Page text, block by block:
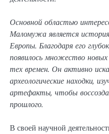
Основной областью
Маломужа является
Европы. Благодаря его
появилось множество
тех времен. Он активно
археологические находки,
артефакты, чтобы
прошлого.
В своей научной